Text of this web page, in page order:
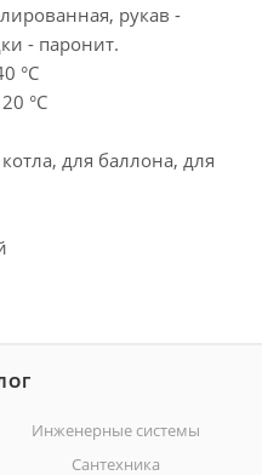
рукав -
- паронит.
°С
°С
для баллона, для
Инженерные системы
Сантехника